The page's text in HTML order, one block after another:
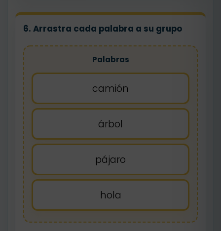
6. Arrastra cada palabra a su grupo
Palabras
camión
árbol
pájaro
hola